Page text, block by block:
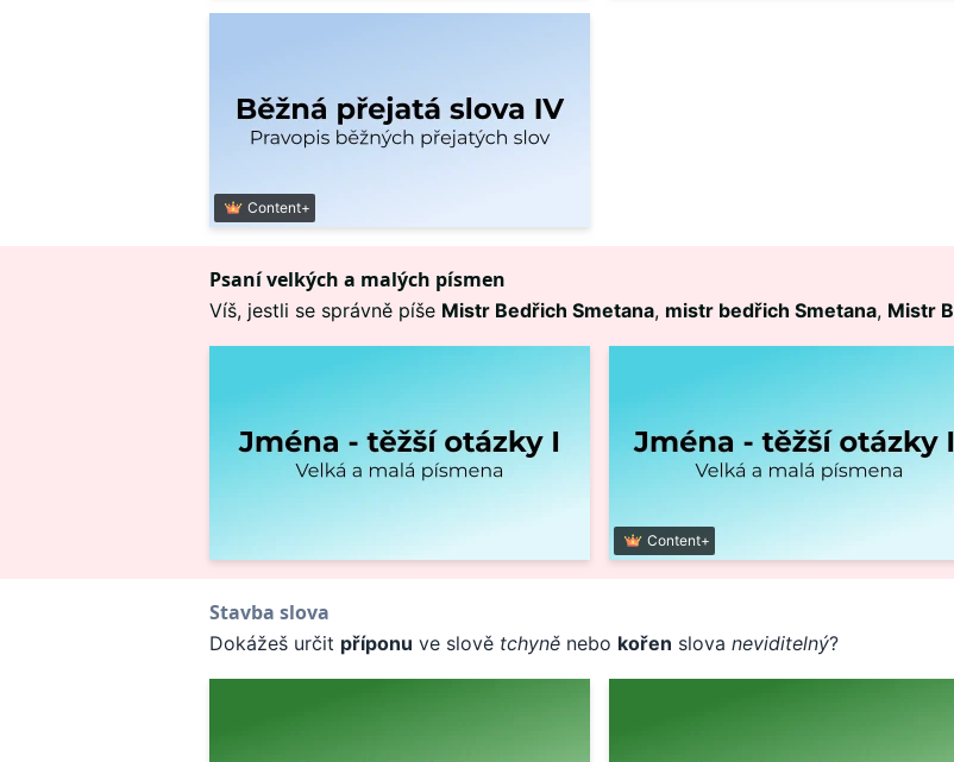
Content+
Psaní velkých a malých písmen
Víš, jestli se správně píše Mistr Bedřich Smetana, mistr bedřich Smetana, Mistr
Content+
Stavba slova
Dokážeš určit příponu ve slově tchyně nebo kořen slova neviditelný?